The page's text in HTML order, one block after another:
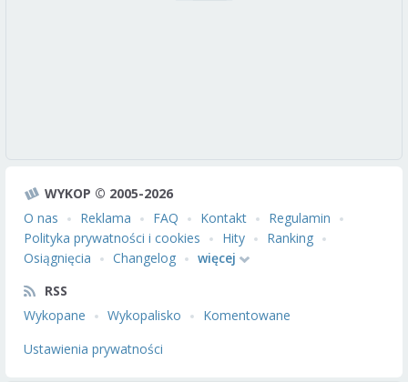
WYKOP © 2005-2026
O nas
Reklama FAQ Kontakt
Regulamin
Polityka prywatności i cookies
Hity
Ranking
Osiągnięcia
Changelog
więcej
RSS
Wykopane
Wykopalisko
Komentowane
Ustawienia prywatności